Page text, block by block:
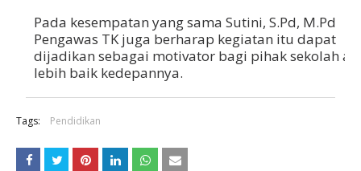
Pada kesempatan yang sama Sutini, S.Pd, M.Pd
Pengawas TK juga berharap kegiatan itu dapat
dijadikan sebagai motivator bagi pihak sekolah
lebih baik kedepannya.
Tags: Pendidikan